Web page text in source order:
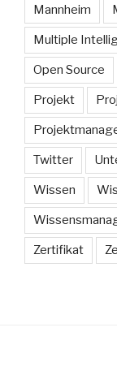
Mannheim
Multiple
Open Source
Projekt
Twitter
Wissen
Zertifikat